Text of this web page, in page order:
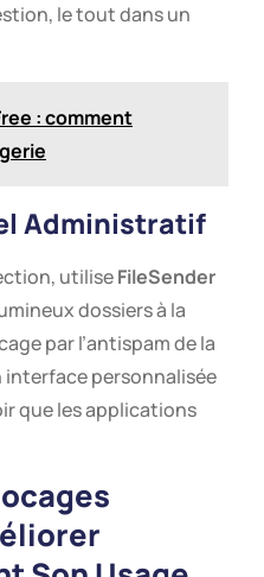
le tout dans un
: comment
Administratif
utiliseFileSender
dossiers à la
par l’antispam de la
interface personnalisée
que les applications